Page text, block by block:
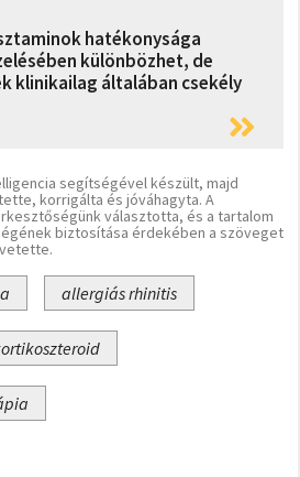
hatékonysága
különbözhet, de
klinikailag általában csekély
segítségével készült, majd
korrigálta és jóváhagyta. A
választotta, és a tartalom
biztosítása érdekében a szöveget
allergiás rhinitis